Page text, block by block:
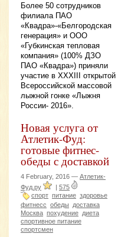
Более 50 сотрудников
филиала ПАО
«Квадра»-«Белгородская
генерация» и ООО
«Губкинская тепловая
компания» (100% ДЗО
ПАО «Квадра») приняли
участие в ХХХIII открытой
Всероссийской массовой
лыжной гонке «Лыжня
России- 2016».
Новая услуга от
Атлетик-Фуд:
готовые фитнес-
обеды с доставкой
4 February, 2016 — Атлетик-
Фуд.ру
| 575
спорт питание здоровье
фитнесс обеды
доставка
Москва похудение диета
спортивное питание
спортсмен